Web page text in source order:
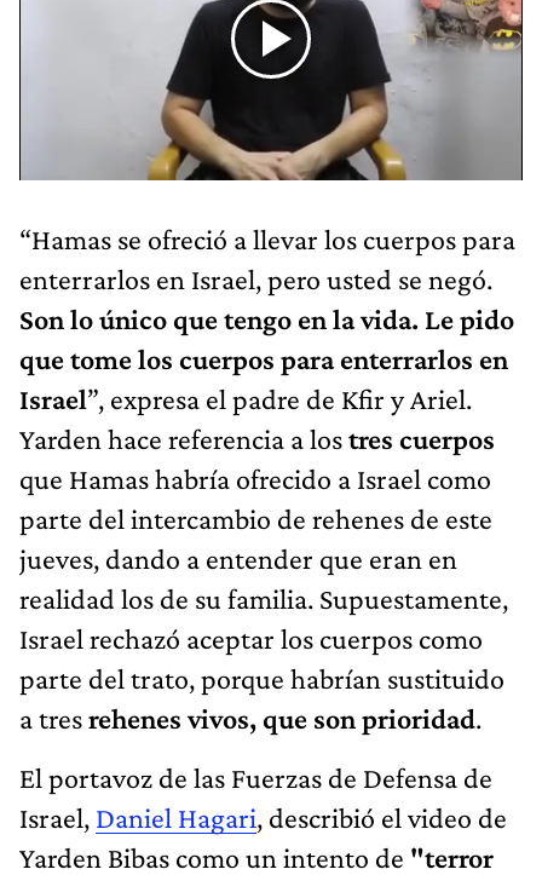
“Hamas se ofreció a llevar los cuerpos para
enterrarlos en Israel, pero usted se negó.
Son lo único que tengo en la vida. Le pido
que tome los cuerpos para enterrarlos en
Israel”, expresa el padre de Kfir y Ariel.
Yarden hace referencia a lostres cuerpos
que Hamas habría ofrecido a Israel como
parte del intercambio de rehenes de este
jueves, dando a entender que eran en
realidad los de su familia. Supuestamente,
Israel rechazó aceptar los cuerpos como
parte del trato, porque habrían sustituido
a tresrehenes vivos, que son prioridad.
El portavoz de las Fuerzas de Defensa de
Israel, Daniel Hagari, describió el video de
Yarden Bibas como un intento de "terror